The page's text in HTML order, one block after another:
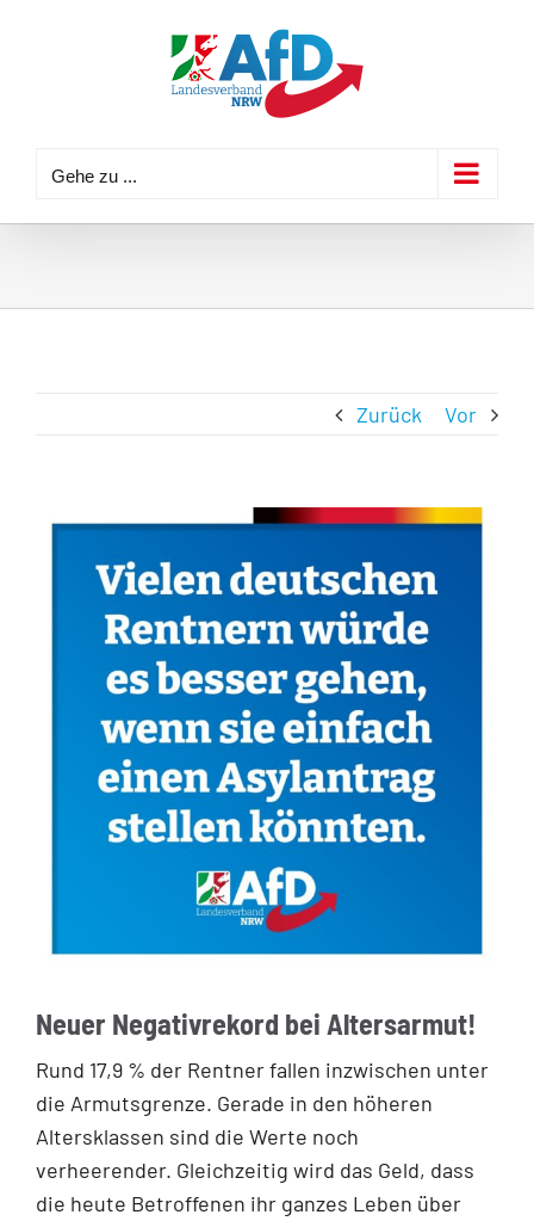
Gehe zu ...
Zurück Vor
Neuer Negativrekord bei Altersarmut!
Rund 17,9 % der Rentner fallen inzwischen unter
die Armutsgrenze. Gerade in den höheren
Altersklassen sind die Werte noch
verheerender. Gleichzeitig wird das Geld, dass
die heute Betroffenen ihr ganzes Leben über